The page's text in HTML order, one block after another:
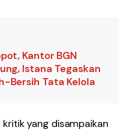
Kantor BGN
Istana Tegaskan
Bersih Tata Kelola
yang disampaikan